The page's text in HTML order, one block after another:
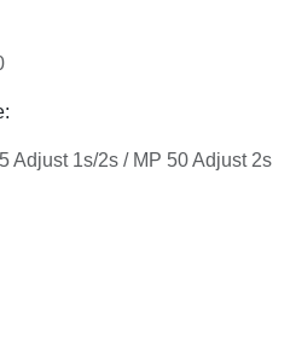
1s/2s / MP 50 Adjust 2s